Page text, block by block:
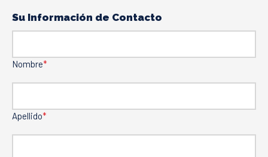
Su Información de Contacto
Nombre*
Apellido*